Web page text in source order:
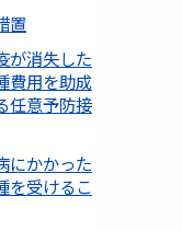
置
が消失した
費用を助成
任意予防接
にかかった
を受けるこ